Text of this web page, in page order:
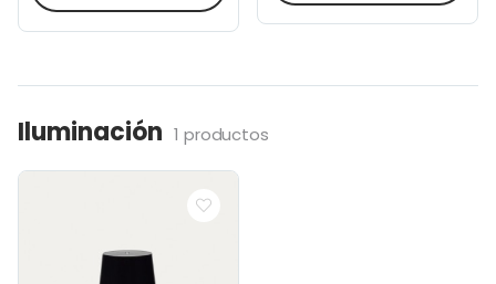
Iluminación 1 productos